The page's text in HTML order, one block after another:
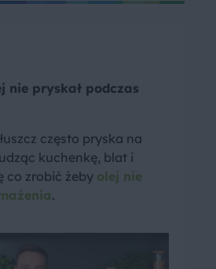
nie pryskał podczas
często pryska na
kuchenkę, blat i
co zrobić żeby olej nie
.